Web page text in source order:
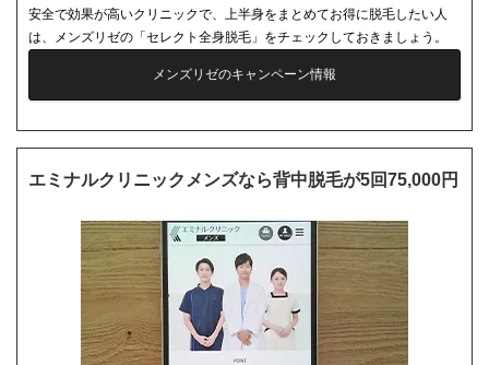
安全で効果が高いクリニックで、上半身をまとめてお得に脱毛したい人
は、メンズリゼの「セレクト全身脱毛」をチェックしておきましょう。
メンズリゼのキャンペーン情報
エミナルクリニックメンズなら背中脱毛が5回75,000円